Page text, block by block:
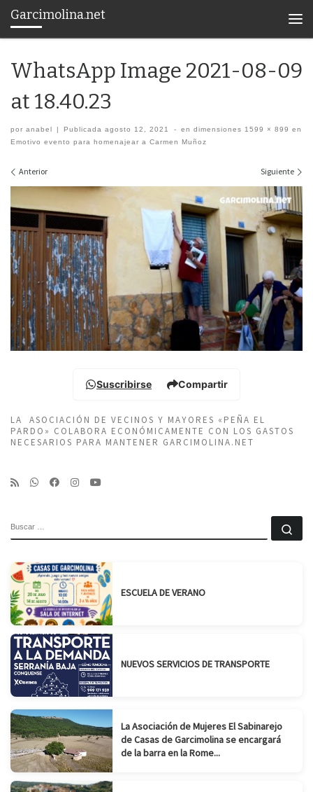
Saltar al contenido
Garcimolina.net
WhatsApp Image 2021-08-09
at 18.40.23
por anabel | Publicadaagosto 12, 2021 - en dimensiones 1599 × 899 en
Emotivo evento para homenajear a Carmen Muñoz
Navegación de imágenes
Anterior Siguiente
Suscribirse Compartir
LA ASOCIACIÓN DE VECINOS Y MAYORES «PEÑA EL
PARDO» COLABORA ECONÓMICAMENTE CON LOS GASTOS
NECESARIOS PARA MANTENER GARCIMOLINA.NET
ESCUELA DE VERANO
NUEVOS SERVICIOS DE TRANSPORTE
La Asociación de Mujeres El Sabinarejo
de Casas de Garcimolina se encargará
de la barra en la Rome...